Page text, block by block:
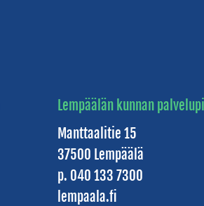
Lempäälän kunnan
Manttaalitie 15
37500 Lempäälä
p. 040 133 7300
lempaala.fi